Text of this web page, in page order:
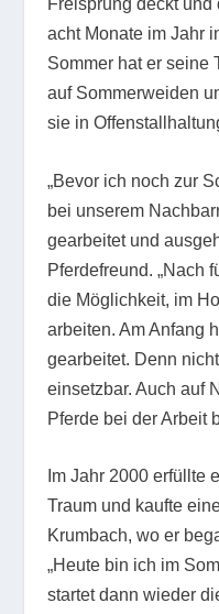
Freisprung deckt
acht Monate im Jahr
Sommer hat er seine
auf Sommerweiden
sie in
„Bevor ich noch zur
bei unserem
gearbeitet und
Pferdefreund. „Nach
die Möglichkeit, im
arbeiten. Am Anfang
gearbeitet. Denn
einsetzbar. Auch auf
Pferde bei der Arbeit
Im Jahr 2000 erfüllte
Traum und kaufte
Krumbach, wo er
„Heute bin ich im
startet dann wieder